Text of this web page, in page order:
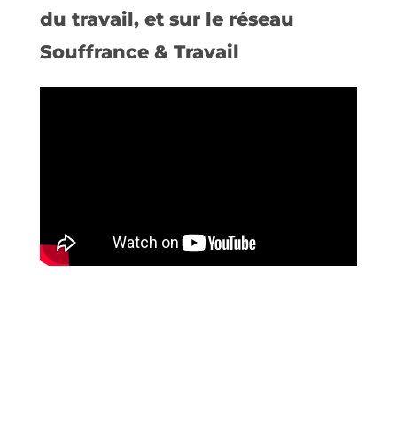
du travail, et sur le réseau
Souffrance & Travail